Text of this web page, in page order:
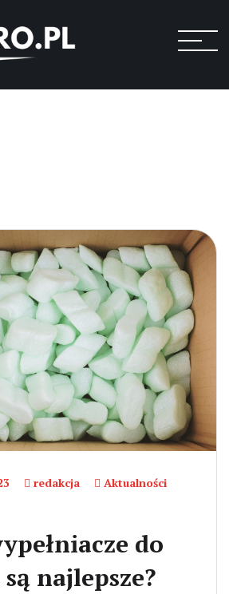
redakcja Aktualności
do
najlepsze?